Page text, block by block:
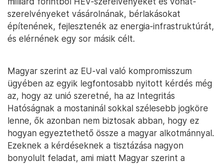
szerelvényeket vásárolnának, bérlakásokat
építenének, fejlesztenék az energia-infrastruktúrát,
és elérnének egy sor másik célt.
Magyar szerint az EU-val való kompromisszum
ügyében az egyik legfontosabb nyitott kérdés még
az, hogy az unió szeretné, ha az Integritás
Hatóságnak a mostaninál sokkal szélesebb jogköre
lenne, ők azonban nem biztosak abban, hogy ez
hogyan egyeztethető össze a magyar alkotmánnyal.
Ezeknek a kérdéseknek a tisztázása nagyon
bonyolult feladat, ami miatt Magyar szerint a